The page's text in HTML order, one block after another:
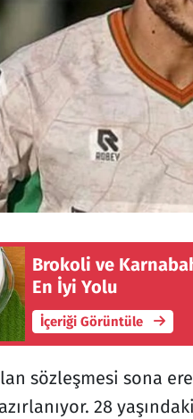
Brokoli ve
En İyi Yolu
İçeriği Görüntüle
sözleşmesi sona
28